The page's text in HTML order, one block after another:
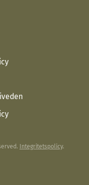
Integritetspolicy.